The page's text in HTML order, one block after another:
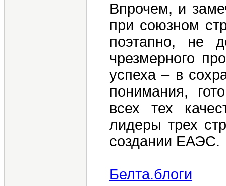
Впрочем, и
при союзном
поэтапно, не
чрезмерного
успеха – в
понимания,
всех тех
лидеры трех
создании ЕАЭС.
Белта.блоги